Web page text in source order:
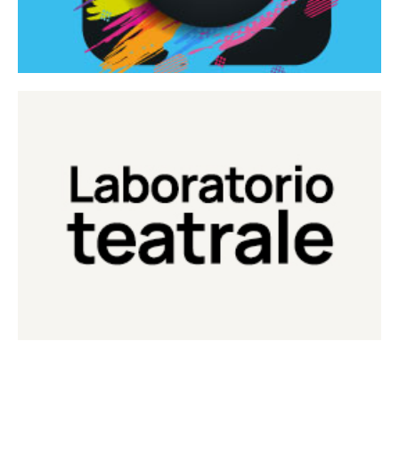
Laboratorio Teatrale
Laboratorio di teatro del Teatro Eduardo de Filippo
Continua